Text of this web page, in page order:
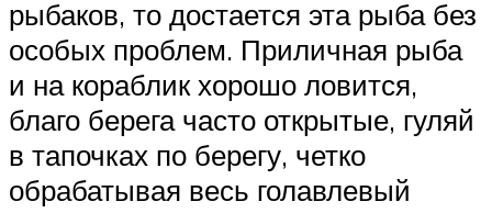
рыбаков, то достается эта рыба без
особых проблем. Приличная рыба
и на кораблик хорошо ловится,
благо берега часто открытые, гуляй
в тапочках по берегу, четко
обрабатывая весь голавлевый